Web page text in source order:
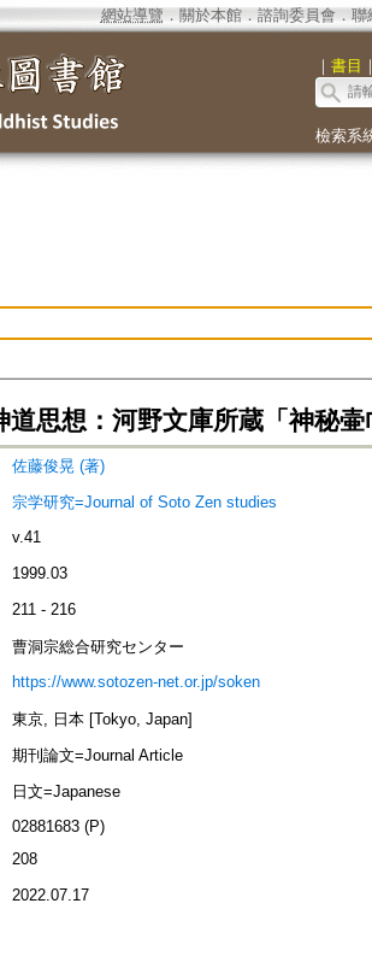
網站導覽 ． 關於本館． 諮詢委員會． 聯
｜ 書目 ｜
檢索系
道思想：河野文庫所蔵「神秘
佐藤俊晃 (著)
宗学研究=Journal of Soto Zen studies
v.41
1999.03
211 - 216
曹洞宗総合研究センター
https://www.sotozen-net.or.jp/soken
東京, 日本 [Tokyo, Japan]
期刊論文=Journal Article
日文=Japanese
02881683 (P)
208
2022.07.17